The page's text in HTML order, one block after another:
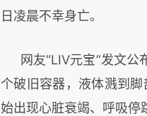
日凌晨不幸身亡。
网友“LIV元宝”发文
个破旧容器，液体溅到
始出现心脏衰竭、呼吸停